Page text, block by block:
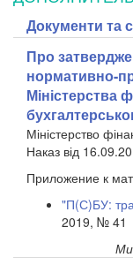
Документи та
Про
нормативно-
Міністерства
Міністерство
Наказ від
Приложение к
"П(С)БУ:
2019, № 41